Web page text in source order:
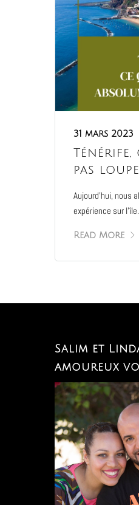
31 mars 2023
Ténérife,
pas
Aujourd’hui, nous
expérience sur
Read More
Salim et
amoureux